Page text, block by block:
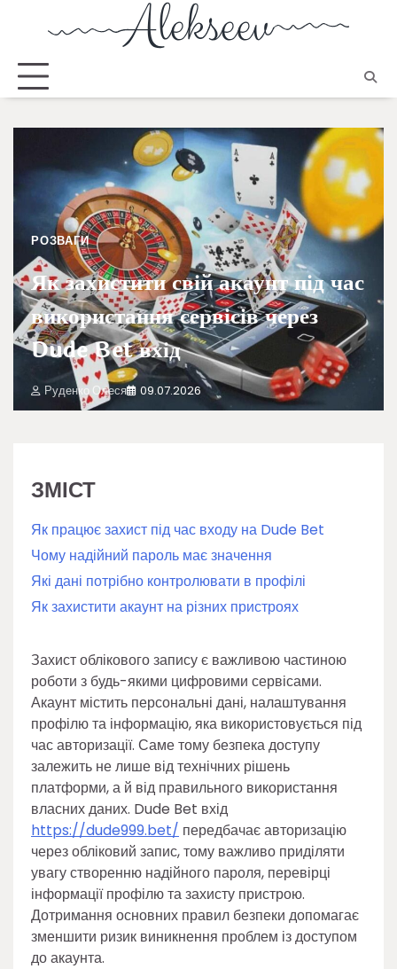
РОЗВАГИ
Як захистити свій акаунт під час
використання сервісів через
Dude Bet вхід
Руденко Олеся 09.07.2026
ЗМІСТ
Як працює захист під час входу на Dude Bet
Чому надійний пароль має значення
Які дані потрібно контролювати в профілі
Як захистити акаунт на різних пристроях
Захист облікового запису є важливою частиною
роботи з будь-якими цифровими сервісами.
Акаунт містить персональні дані, налаштування
профілю та інформацію, яка використовується під
час авторизації. Саме тому безпека доступу
залежить не лише від технічних рішень
платформи, а й від правильного використання
власних даних. Dude Bet вхід
https://dude999.bet/ передбачає авторизацію
через обліковий запис, тому важливо приділяти
увагу створенню надійного пароля, перевірці
інформації профілю та захисту пристрою.
Дотримання основних правил безпеки допомагає
зменшити ризик виникнення проблем із доступом
до акаунта.